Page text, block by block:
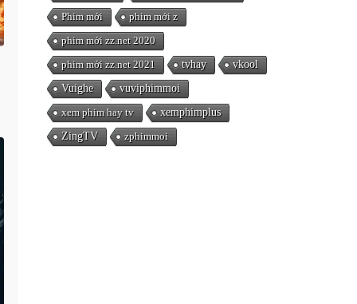
Phim mới
phim mới z
phim mới zz.net 2020
phim mới zz.net 2021
tvhay
vkool
Vuighe
vuviphimmoi
xem phim hay tv
xemphimplus
ZingTV
zphimmoi